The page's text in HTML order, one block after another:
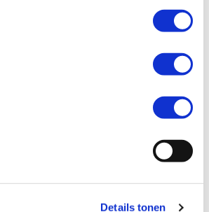
Details tonen
MotoPort Goes